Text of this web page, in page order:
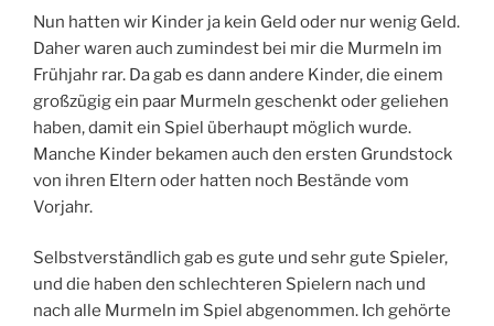
Nun hatten wir Kinder ja kein Geld oder nur wenig Geld.
Daher waren auch zumindest bei mir die Murmeln im
Frühjahr rar. Da gab es dann andere Kinder, die einem
großzügig ein paar Murmeln geschenkt oder geliehen
haben, damit ein Spiel überhaupt möglich wurde.
Manche Kinder bekamen auch den ersten Grundstock
von ihren Eltern oder hatten noch Bestände vom
Vorjahr.
Selbstverständlich gab es gute und sehr gute Spieler,
und die haben den schlechteren Spielern nach und
nach alle Murmeln im Spiel abgenommen. Ich gehörte